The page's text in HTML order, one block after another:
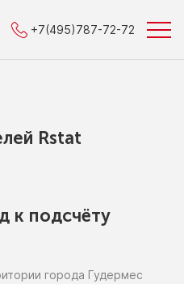
+7(495)787-72-72
Rstat
к подсчёту
города Гудермес